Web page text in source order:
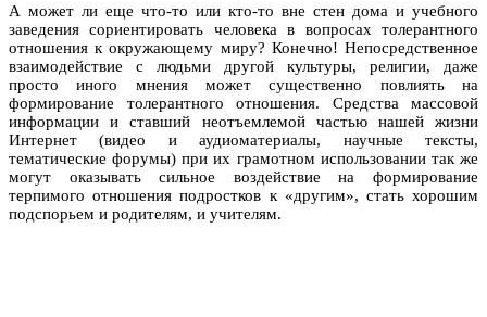
А может ли еще что-то или кто-то вне стен дома и учебного
заведения сориентировать человека в вопросах толерантного
отношения к окружающему миру? Конечно! Непосредственное
взаимодействие с людьми другой культуры, религии, даже
просто иного мнения может существенно повлиять на
формирование толерантного отношения. Средства массовой
информации и ставший неотъемлемой частью нашей жизни
Интернет (видео и аудиоматериалы, научные тексты,
тематические форумы) при их грамотном использовании так же
могут оказывать сильное воздействие на формирование
терпимого отношения подростков к «другим», стать хорошим
подспорьем и родителям, и учителям.